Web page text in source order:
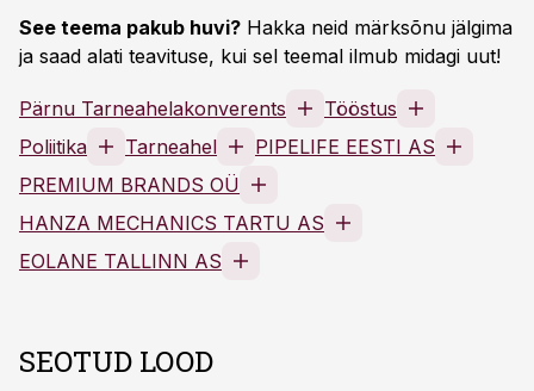
See teema pakub huvi? Hakka neid märksõnu jälgima
ja saad alati teavituse, kui sel teemal ilmub midagi uut!
Pärnu Tarneahelakonverents
Tööstus
Poliitika
Tarneahel
PIPELIFE EESTI AS
PREMIUM BRANDS OÜ
HANZA MECHANICS TARTU AS
EOLANE TALLINN AS
SEOTUD LOOD